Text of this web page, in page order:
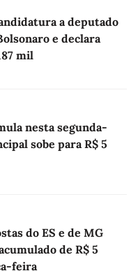
a deputado
e declara
mil
nesta segunda-
sobe para R$ 5
do ES e de MG
de R$ 5
feira